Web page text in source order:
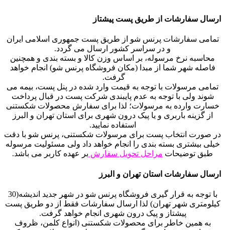
ارسال سفارشات از طریق پست پیشتاز
تمامی سفارشات پرنس شو از طریق پست جمهوری اسلامی ایران
و در سراسر کشور ارسال می گردد.
محاسبه نرخ مرسوله، بر اساس وزن کالا و بسته بندی و همچنین
فاصله شهر شما از مبدا (مکان فروشگاه پرنس شو) انجام خواهد
گرفت.
تمامی مرسولات با توجه به قیمت وارد شده در پنل پست، بیمه می
شوند ولی با توجه به عدم پایبندی شرکت پست در قبال پرداخت
خسارت وارده به مرسولات؛ لذا برای سفارش محصولات شکستنی
از گزینه باربری و یا پیک درون شهری برای استان تهران و البرز
استفاده نمایید.
در صورت انتخاب پست برای مرسولات شکستنی، پرنس شو با دقت
خیلی بیشتری بسته بندی را انجام خواهد داد ولی مسئولیت مرسوله
طبق توضیحات مراحل تحویل سفارش بر عهده کاربر می باشد.
ارسال سفارشات استان تهران و البرز
با توجه به قرار گیری فروشگاه پرنس شو در شهر جدید اندیشه(30
کیلومتری شهر تهران) لذا ارسال سفارشات فقط از دو طریق پست
پیشتاز و پیک درون شهری انجام خواهد گرفت.
به همین خاطر برای محصولات شکستنی (انواع کلمن، ظروف